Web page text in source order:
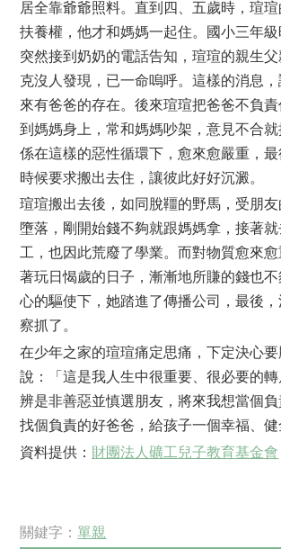
居全靠爺爺照料。直到四、五歲時，瑄
扶養權，他才和媽媽一起住。國小三年
突然接到奶奶的電話告知，瑄瑄的親生
克沒人發現，已一命嗚呼。這樣的消息
來有爸爸的存在。後來瑄瑄把爸爸不負
到媽媽身上，常和媽媽吵架，意見不合
係在這樣的惡性循環下，愈來愈嚴重，
時候要求搬出去住，讓彼此好好沉澱。
瑄瑄搬出去後，如同脫韁的野馬，受朋
墮落，剛開始錢不夠就跟媽媽拿，接著
工，也因此荒廢了學業。而對物質愈來
著玩日愒歲的日子，漸漸地所賺的錢也
心的驅使下，她踏進了傳播公司，最後
察抓了。
在少年之家的瑄瑄痛定思痛，下定決心
說：「這是我人生中很重要、很必要的
辨是非善惡並慎選朋友，將來我想當個
找個負責的好爸爸，給孩子一個幸福、健
資料提供： 財團法人礦工兒子教育基金會
關鍵字：單親